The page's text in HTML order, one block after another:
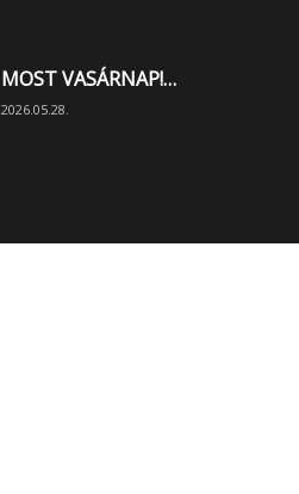
MOST VASÁRNAP!…
2026.05.28.